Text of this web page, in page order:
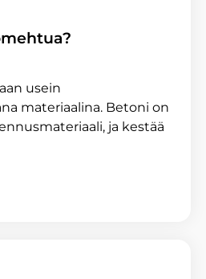
usein
materiaalina. Betoni on
ja kestää